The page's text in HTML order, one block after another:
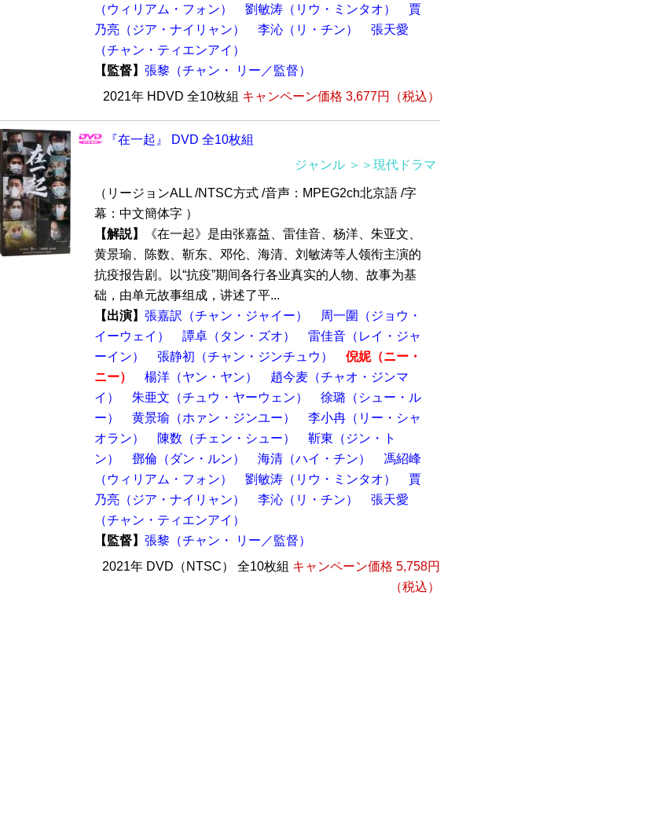
（ウィリアム・フォン）
劉敏涛（リウ・ミンタオ）
賈
乃亮（ジア・ナイリャン）
李沁（リ・チン）
張天愛
（チャン・ティエンアイ）
【監督】 張黎（チャン・ リー／監督）
2021年 HDVD 全10枚組 キャンペーン価格 3,677円（税込）
『在一起』 DVD 全10枚組
ジャンル ＞＞現代ドラマ
（リージョンALL /NTSC方式 /音声：MPEG2ch北京語 /字
幕：中文簡体字 ）
【解説】
《在一起》是由张嘉益、雷佳音、杨洋、朱亚文、
黄景瑜、陈数、靳东、邓伦、海清、刘敏涛等人领衔主演的
抗疫报告剧。以“抗疫”期间各行各业真实的人物、故事为基
础，由单元故事组成，讲述了平...
【出演】 張嘉訳（チャン・ジャイー）
周一圍（ジョウ・
イーウェイ）
譚卓（タン・ズオ）
雷佳音（レイ・ジャ
ーイン）
張静初（チャン・ジンチュウ）
倪妮（ニー・
ニー）
楊洋（ヤン・ヤン）
趙今麦（チャオ・ジンマ
イ）
朱亜文（チュウ・ヤーウェン）
徐璐（シュー・ル
ー）
黄景瑜（ホァン・ジンユー）
李小冉（リー・シャ
オラン）
陳数（チェン・シュー）
靳東（ジン・ト
ン）
鄧倫（ダン・ルン） 海清（ハイ・チン）
馮紹峰
（ウィリアム・フォン）
劉敏涛（リウ・ミンタオ）
賈
乃亮（ジア・ナイリャン）
李沁（リ・チン）
張天愛
（チャン・ティエンアイ）
【監督】 張黎（チャン・ リー／監督）
2021年 DVD（NTSC） 全10枚組 キャンペーン価格 5,758円
（税込）